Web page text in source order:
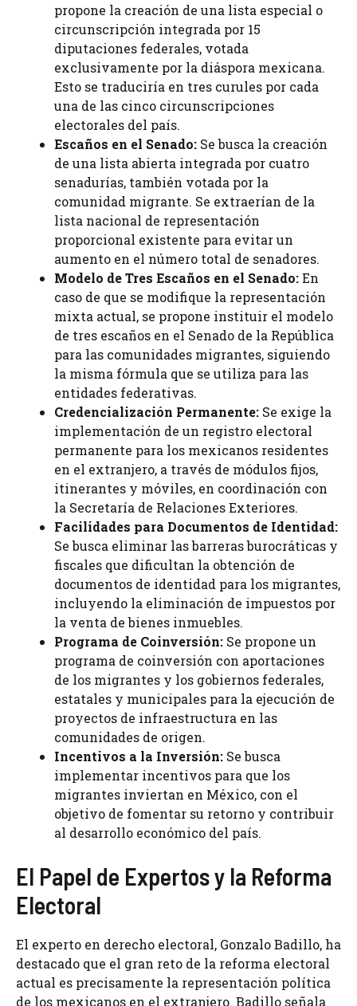
propone la creación de una lista especial o
circunscripción integrada por 15
diputaciones federales, votada
exclusivamente por la diáspora mexicana.
Esto se traduciría en tres curules por cada
una de las cinco circunscripciones
electorales del país.
Escaños en el Senado: Se busca la creación
de una lista abierta integrada por cuatro
senadurías, también votada por la
comunidad migrante. Se extraerían de la
lista nacional de representación
proporcional existente para evitar un
aumento en el número total de senadores.
Modelo de Tres Escaños en el Senado:En
caso de que se modifique la representación
mixta actual, se propone instituir el modelo
de tres escaños en el Senado de la República
para las comunidades migrantes, siguiendo
la misma fórmula que se utiliza para las
entidades federativas.
Credencialización Permanente: Se exige la
implementación de un registro electoral
permanente para los mexicanos residentes
en el extranjero, a través de módulos fijos,
itinerantes y móviles, en coordinación con
la Secretaría de Relaciones Exteriores.
Facilidades para Documentos de Identidad:
Se busca eliminar las barreras burocráticas y
fiscales que dificultan la obtención de
documentos de identidad para los migrantes,
incluyendo la eliminación de impuestos por
la venta de bienes inmuebles.
Programa de Coinversión: Se propone un
programa de coinversión con aportaciones
de los migrantes y los gobiernos federales,
estatales y municipales para la ejecución de
proyectos de infraestructura en las
comunidades de origen.
Incentivos a la Inversión: Se busca
implementar incentivos para que los
migrantes inviertan en México, con el
objetivo de fomentar su retorno y contribuir
al desarrollo económico del país.
El Papel de Expertos y la Reforma
Electoral
El experto en derecho electoral, Gonzalo Badillo, ha
destacado que el gran reto de la reforma electoral
actual es precisamente la representación política
de los mexicanos en el extranjero. Badillo señala